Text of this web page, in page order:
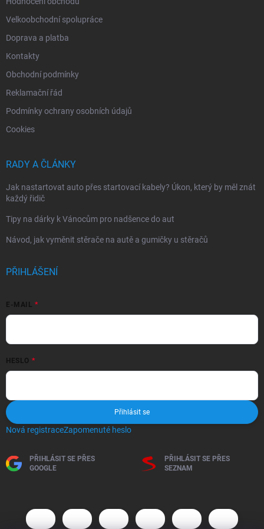
Velkoobchodní spolupráce
Doprava a platba
Kontakty
Obchodní podmínky
Reklamační řád
Podmínky ochrany osobních údajů
Cookies
RADY A ČLÁNKY
Jak nastartovat auto přes startovací kabely? Úkon, který by měl znát
každý řidič
Tipy na dárky k Vánocům pro nadšence do aut
Návod, jak vyměnit stěrače na autě a gumičky u stěračů
PŘIHLÁŠENÍ
E-MAIL
HESLO
Přihlásit se
Nová registraceZapomenuté heslo
PŘIHLÁSIT SE PŘES
GOOGLE
PŘIHLÁSIT SE PŘES
SEZNAM